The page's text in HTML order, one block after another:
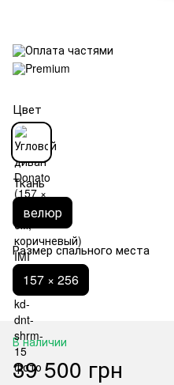
Цвет
Ткань
велюр
Размер спального места
157 × 256
В наличии
39 500 грн